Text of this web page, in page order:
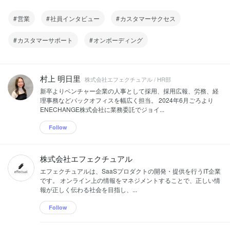
営業 社員インタビュー カスタマーサクセス
カスタマーサポート オンボーディング
村上 明日里 株式会社エフェクチュアル / HR部
新卒よりベンチャー企業の人事として採用、採用広報、労務、経
理事務などバックオフィスを幅広く担当。 2024年6月ごろより
ENECHANGE株式会社に業務委託でジョイ...
Follow
株式会社エフェクチュアル
エフェクチュアルは、SaaSプロダクトの開発・提供を行うIT企業
です。 オンライン上の情報をマネジメントすることで、正しい情
報が正しく伝わる社会を目指し、...
Follow